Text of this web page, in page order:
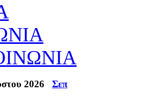
2026 Σεπ